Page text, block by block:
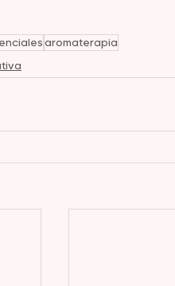
aromaterapia